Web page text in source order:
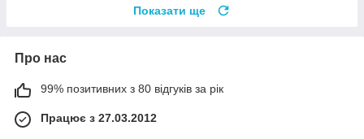
Показати ще
Про нас
99% позитивних з 80 відгуків за рік
Працює з 27.03.2012